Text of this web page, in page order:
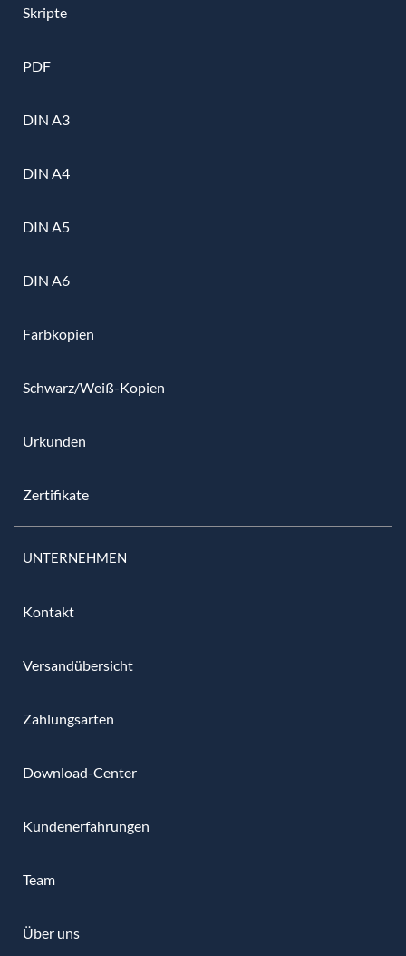
Skripte
PDF
DIN A3
DIN A4
DIN A5
DIN A6
Farbkopien
Schwarz/Weiß-Kopien
Urkunden
Zertifikate
UNTERNEHMEN
Kontakt
Versandübersicht
Zahlungsarten
Download-Center
Kundenerfahrungen
Team
Über uns